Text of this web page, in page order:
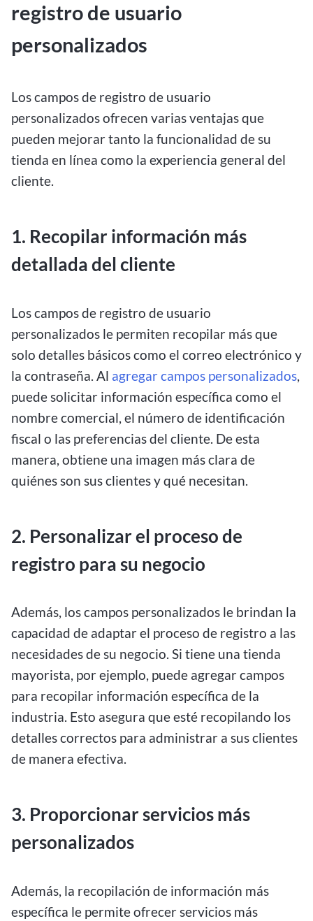
registro de usuario
personalizados
Los campos de registro de usuario
personalizados ofrecen varias ventajas que
pueden mejorar tanto la funcionalidad de su
tienda en línea como la experiencia general del
cliente.
1. Recopilar información más
detallada del cliente
Los campos de registro de usuario
personalizados le permiten recopilar más que
solo detalles básicos como el correo electrónico y
la contraseña. Al agregar campos personalizados,
puede solicitar información específica como el
nombre comercial, el número de identificación
fiscal o las preferencias del cliente. De esta
manera, obtiene una imagen más clara de
quiénes son sus clientes y qué necesitan.
2. Personalizar el proceso de
registro para su negocio
Además, los campos personalizados le brindan la
capacidad de adaptar el proceso de registro a las
necesidades de su negocio. Si tiene una tienda
mayorista, por ejemplo, puede agregar campos
para recopilar información específica de la
industria. Esto asegura que esté recopilando los
detalles correctos para administrar a sus clientes
de manera efectiva.
3. Proporcionar servicios más
personalizados
Además, la recopilación de información más
específica le permite ofrecer servicios más